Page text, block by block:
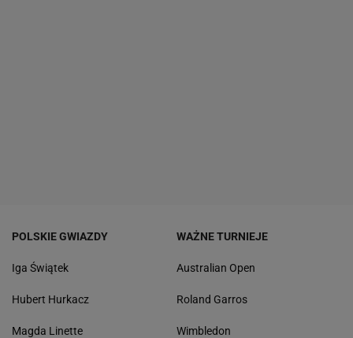
POLSKIE GWIAZDY
Iga Świątek
Hubert Hurkacz
Magda Linette
WAŻNE TURNIEJE
Australian Open
Roland Garros
Wimbledon